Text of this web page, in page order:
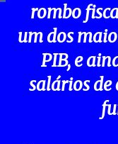
rombo
um dos
PIB, e
salários de